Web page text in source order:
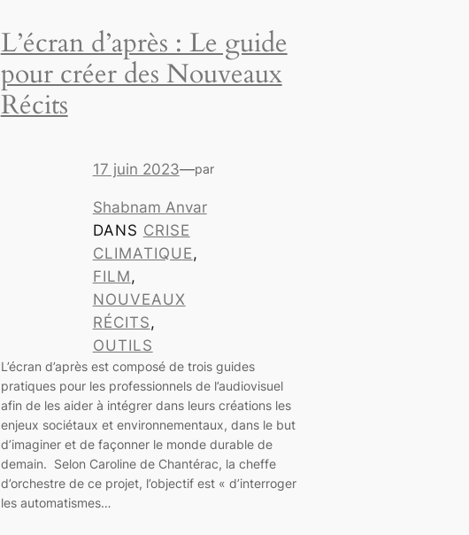
L’écran d’après : Le guide
pour créer des Nouveaux
Récits
17 juin 2023—par
Shabnam Anvar
DANS CRISE
CLIMATIQUE
FILM
NOUVEAUX
RÉCITS
OUTILS
L’écran d’après est composé de trois guides
pratiques pour les professionnels de l’audiovisuel
afin de les aider à intégrer dans leurs créations les
enjeux sociétaux et environnementaux, dans le but
d’imaginer et de façonner le monde durable de
demain. Selon Caroline de Chantérac, la cheffe
d’orchestre de ce projet, l’objectif est « d’interroger
les automatismes…